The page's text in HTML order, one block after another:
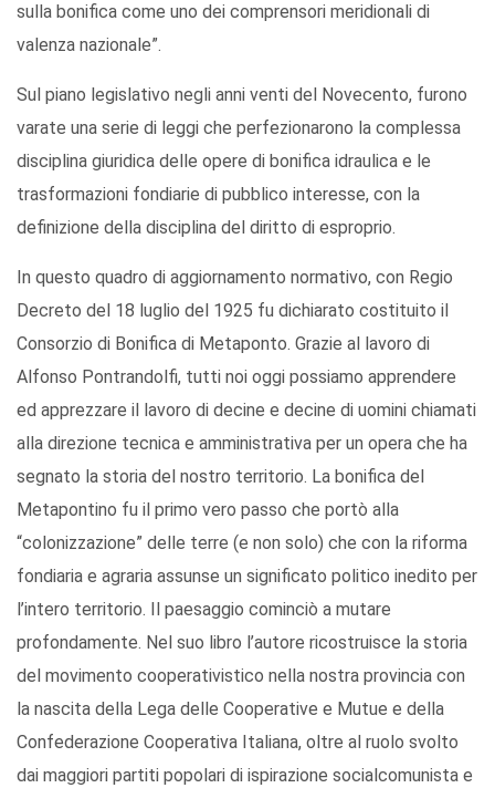
sulla bonifica come uno dei comprensori meridionali di
valenza nazionale”.
Sul piano legislativo negli anni venti del Novecento, furono
varate una serie di leggi che perfezionarono la complessa
disciplina giuridica delle opere di bonifica idraulica e le
trasformazioni fondiarie di pubblico interesse, con la
definizione della disciplina del diritto di esproprio.
In questo quadro di aggiornamento normativo, con Regio
Decreto del 18 luglio del 1925 fu dichiarato costituito il
Consorzio di Bonifica di Metaponto. Grazie al lavoro di
Alfonso Pontrandolfi, tutti noi oggi possiamo apprendere
ed apprezzare il lavoro di decine e decine di uomini chiamati
alla direzione tecnica e amministrativa per un opera che ha
segnato la storia del nostro territorio. La bonifica del
Metapontino fu il primo vero passo che portò alla
“colonizzazione” delle terre (e non solo) che con la riforma
fondiaria e agraria assunse un significato politico inedito per
l’intero territorio. Il paesaggio cominciò a mutare
profondamente. Nel suo libro l’autore ricostruisce la storia
del movimento cooperativistico nella nostra provincia con
la nascita della Lega delle Cooperative e Mutue e della
Confederazione Cooperativa Italiana, oltre al ruolo svolto
dai maggiori partiti popolari di ispirazione socialcomunista e